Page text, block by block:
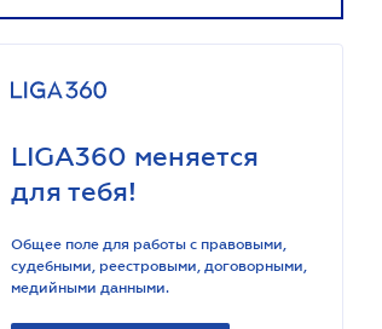
LIGA360 меняется
для тебя!
Общее поле для работы с правовыми,
судебными, реестровыми, договорными,
медийными данными.